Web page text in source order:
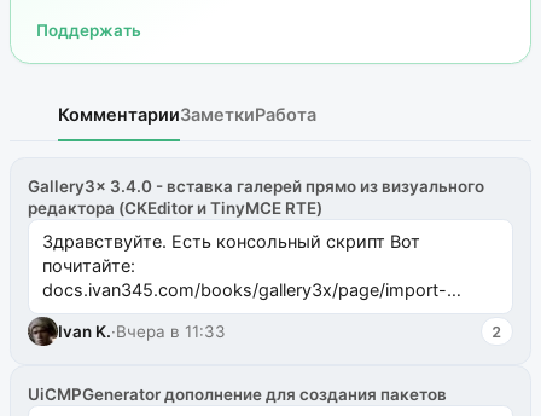
Поддержать
КомментарииЗаметкиРабота
Gallery3x 3.4.0 - вставка галерей прямо из визуального
редактора (CKEditor и TinyMCE RTE)
Здравствуйте. Есть консольный скрипт Вот
почитайте:
docs.ivan345.com/books/gallery3x/page/import-
ms2galleryphp
Ivan K.·Вчера в 11:33 2
UiCMPGenerator дополнение для создания пакетов